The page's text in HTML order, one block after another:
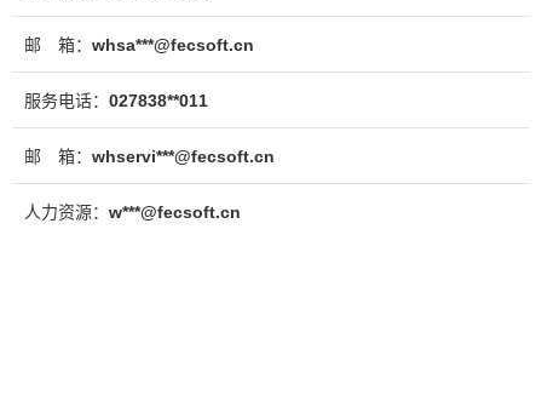
邮 箱： whsa***@fecsoft.cn
服务电话： 027838**011
邮 箱： whservi***@fecsoft.cn
人力资源： w***@fecsoft.cn